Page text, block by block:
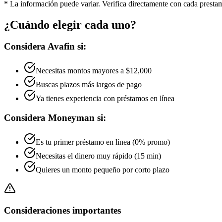
* La información puede variar. Verifica directamente con cada
¿Cuándo elegir cada uno?
Considera Avafin si:
Necesitas montos mayores a $12,000
Buscas plazos más largos de pago
Ya tienes experiencia con préstamos en línea
Considera Moneyman si:
Es tu primer préstamo en línea (0% promo)
Necesitas el dinero muy rápido (15 min)
Quieres un monto pequeño por corto plazo
Consideraciones importantes